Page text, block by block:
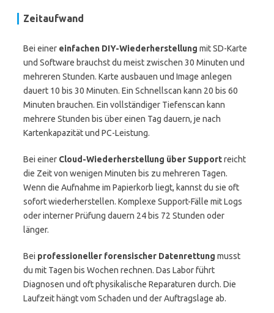
Zeitaufwand
Bei einer einfachen DIY-Wiederherstellung mit SD-Karte
und Software brauchst du meist zwischen 30 Minuten und
mehreren Stunden. Karte ausbauen und Image anlegen
dauert 10 bis 30 Minuten. Ein Schnellscan kann 20 bis 60
Minuten brauchen. Ein vollständiger Tiefenscan kann
mehrere Stunden bis über einen Tag dauern, je nach
Kartenkapazität und PC-Leistung.
Bei einer Cloud-Wiederherstellung über Supportreicht
die Zeit von wenigen Minuten bis zu mehreren Tagen.
Wenn die Aufnahme im Papierkorb liegt, kannst du sie oft
sofort wiederherstellen. Komplexe Support-Fälle mit Logs
oder interner Prüfung dauern 24 bis 72 Stunden oder
länger.
Bei professioneller forensischer Datenrettung musst
du mit Tagen bis Wochen rechnen. Das Labor führt
Diagnosen und oft physikalische Reparaturen durch. Die
Laufzeit hängt vom Schaden und der Auftragslage ab.